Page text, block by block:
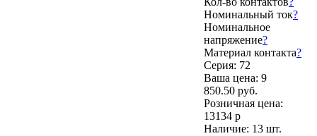
Номинальный ток?
Номинальное
напряжение?
Материал контакта?
Серия: 72
Ваша цена: 9
850.50 руб.
Розничная цена:
13134 р
Наличие: 13 шт.